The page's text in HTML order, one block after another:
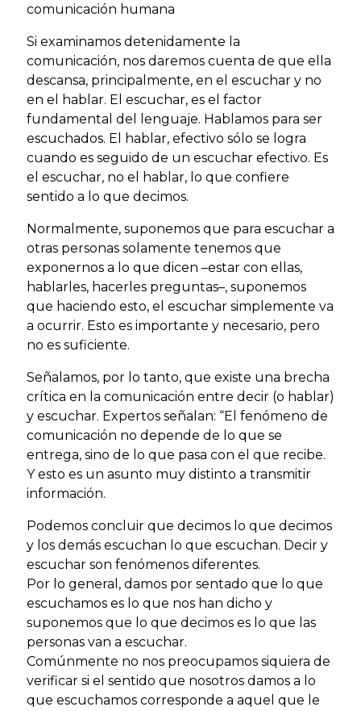
comunicación humana
Si examinamos detenidamente la
comunicación, nos daremos cuenta de que ella
descansa, principalmente, en el escuchar y no
en el hablar. El escuchar, es el factor
fundamental del lenguaje. Hablamos para ser
escuchados. El hablar, efectivo sólo se logra
cuando es seguido de un escuchar efectivo. Es
el escuchar, no el hablar, lo que confiere
sentido a lo que decimos.
Normalmente, suponemos que para escuchar a
otras personas solamente tenemos que
exponernos a lo que dicen –estar con ellas,
hablarles, hacerles preguntas–, suponemos
que haciendo esto, el escuchar simplemente va
a ocurrir. Esto es importante y necesario, pero
no es suficiente.
Señalamos, por lo tanto, que existe una brecha
crítica en la comunicación entre decir (o hablar)
y escuchar. Expertos señalan: “El fenómeno de
comunicación no depende de lo que se
entrega, sino de lo que pasa con el que recibe.
Y esto es un asunto muy distinto a transmitir
información.
Podemos concluir que decimos lo que decimos
y los demás escuchan lo que escuchan. Decir y
escuchar son fenómenos diferentes.
Por lo general, damos por sentado que lo que
escuchamos es lo que nos han dicho y
suponemos que lo que decimos es lo que las
personas van a escuchar.
Comúnmente no nos preocupamos siquiera de
verificar si el sentido que nosotros damos a lo
que escuchamos corresponde a aquel que le